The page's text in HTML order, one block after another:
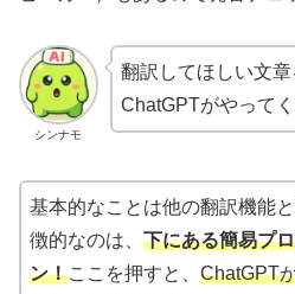
シンナモ
翻訳してほしい文
ChatGPTがやってく
基本的なことは他の翻訳機能
徴的なのは、 下にある簡易プ
ン！ここを押すと、 ChatGPT